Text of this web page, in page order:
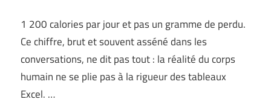
1 200 calories par jour et pas un gramme de perdu.
Ce chiffre, brut et souvent asséné dans les
conversations, ne dit pas tout : la réalité du corps
humain ne se plie pas à la rigueur des tableaux
Excel. …